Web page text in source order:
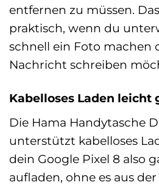
entfernen zu müssen.
praktisch, wenn du
schnell ein Foto machen
Nachricht schreiben
Kabelloses Laden leicht
Die Hama Handytasche
unterstützt kabelloses
dein Google Pixel 8 also
aufladen, ohne es aus